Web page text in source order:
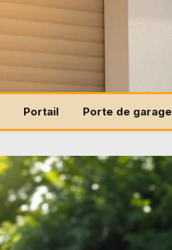
Portail Porte de garage